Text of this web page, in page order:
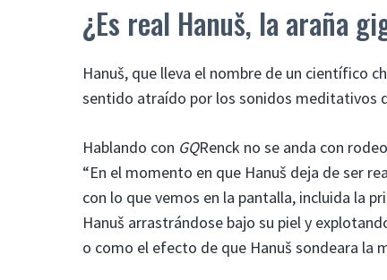
¿Es real Hanuš, la araña
Hanuš, que lleva el nombre de un científico
sentido atraído por los sonidos meditativos
Hablando con GQRenck no se anda con
“En el momento en que Hanuš deja de ser
con lo que vemos en la pantalla, incluida la
Hanuš arrastrándose bajo su piel y
o como el efecto de que Hanuš sondeara la